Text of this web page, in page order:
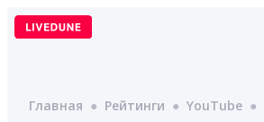
Перейти
Главная ● Рейтинги ● YouTube ●